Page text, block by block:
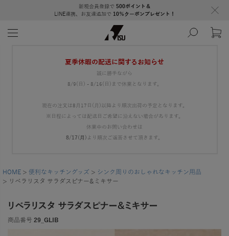
新規会員登録で 500ポイント＆
LINE連携、お友達追加で 10％クーポンプレゼント！
夏季休暇の配送に関するお知らせ
誠に勝手ながら
8/9(日) - 8/16(日)まで休業となります。
現在の注文は8月17日(月)以降より順次出荷の予定となります。
※日程によっては配送日ご希望に沿えない場合があります。
休業中のお問い合わせは
8/17(月) より順次ご返答させて頂きます。
HOME 便利なキッチングッズ
シンク周りのおしゃれなキッチン用品
リベラリスタ サラダスピナー&ミキサー
リベラリスタ サラダスピナー&ミキサー
商品番号 29_GLIB